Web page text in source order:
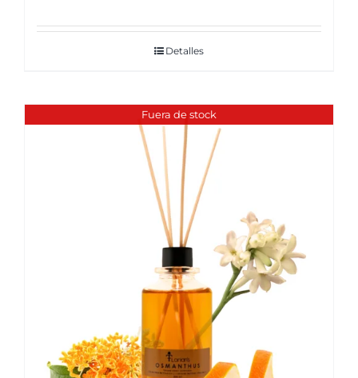
Detalles
Fuera de stock